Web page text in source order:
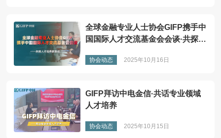
全球金融专业人士协会GIFP携手中
国国际人才交流基金会会谈·共探人
协会动态 2025年10月16日
GIFP拜访中电金信·共话专业领域
人才培养
协会动态 2025年10月15日